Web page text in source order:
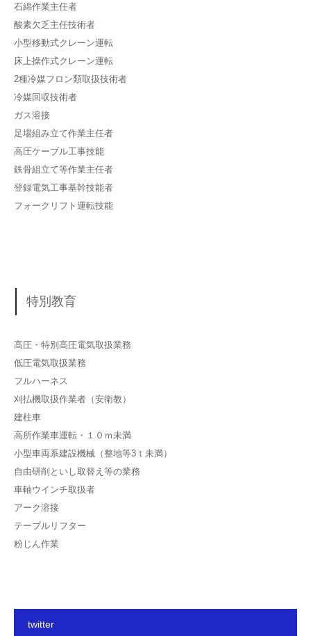
石綿作業主任者
酸素欠乏主任技術者
小型移動式クレーン運転
床上操作式クレーン運転
2種冷媒フロン類取扱技術者
冷媒回収技術者
ガス溶接
足場組み立て作業主任者
高圧ケーブル工事技能
鉄骨組立て等作業主任者
登録電気工事基幹技能者
フォークリフト運転技能
特別教育
高圧・特別高圧電気取扱業務
低圧電気取扱業務
フルハーネス
刈払機取扱作業者（安衛教）
建柱車
高所作業車運転・１０ｍ未満
小型車両系建設機械（整地等3ｔ未満）
自由研削といし取替え等の業務
車軸ウインチ取扱者
アーク溶接
テーブルリフター
粉じん作業
twitter